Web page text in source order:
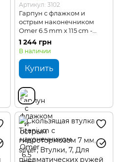
Артикул: 3102
Гарпун с флажком и
острым наконечником
Omer 6.5 mm х 115 cm -
7,4cm barb - OMER tip
1 244 грн
В наличии
Купить